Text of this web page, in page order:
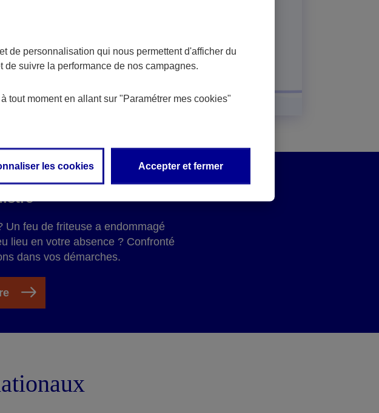
Un feu de friteuse a endommagé
lieu en votre absence ? Confronté
dans vos démarches.
de personnalisation qui nous permettent d'afficher du
suivre la performance de nos campagnes.
tout moment en allant sur "Paramétrer mes cookies"
les cookies Accepter et fermer